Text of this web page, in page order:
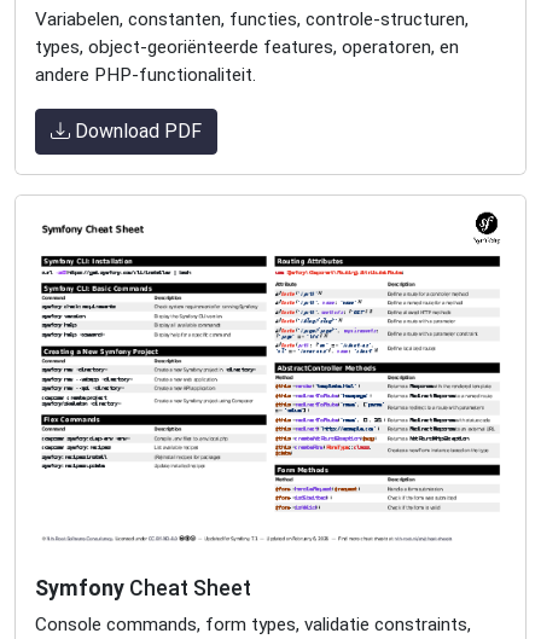
Variabelen, constanten, functies, controle-structuren,
types, object-georiënteerde features, operatoren, en
andere PHP-functionaliteit.
Download PDF
Symfony Cheat Sheet
Console commands, form types, validatie constraints,